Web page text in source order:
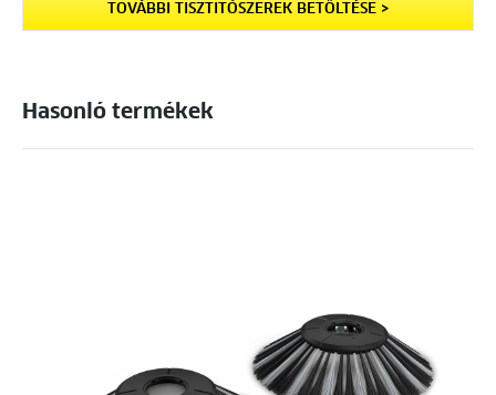
TOVÁBBI TISZTITÓSZEREK BETÖLTÉSE >
Hasonló termékek